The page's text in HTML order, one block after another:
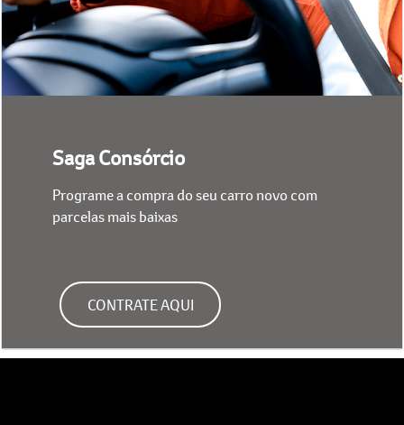
Programe a compra do seu carro novo com
parcelas mais baixas
CONTRATE AQUI